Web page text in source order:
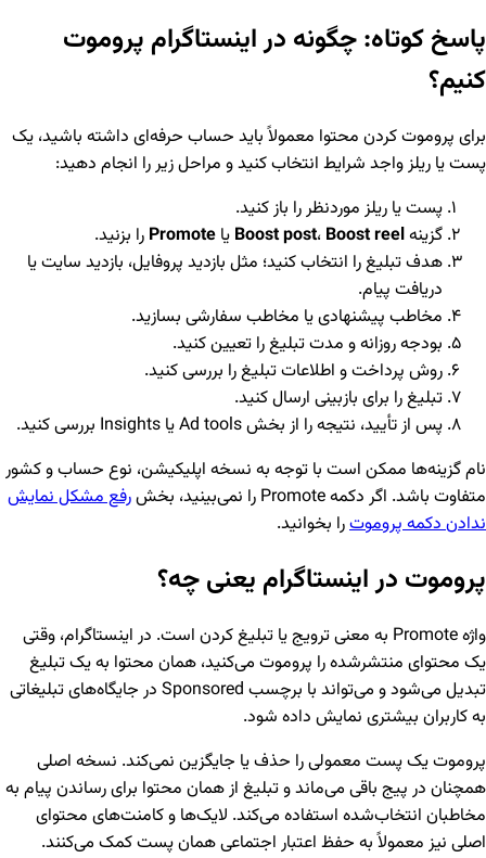
پاسخ کوتاه: چگونه در اینستاگرام پروموت
کنیم؟
برای پروموت کردن محتوا معمولاً باید حساب حرفه‌ای داشته باشید، یک
پست یا ریلز واجد شرایط انتخاب کنید و مراحل زیر را انجام دهید:
پست یا ریلز موردنظر را باز کنید.
گزینه
Boost post، Boost reel یا Promote را بزنید.
هدف تبلیغ را انتخاب کنید؛ مثل بازدید پروفایل، بازدید سایت یا
دریافت پیام.
مخاطب پیشنهادی یا مخاطب سفارشی بسازید.
بودجه روزانه و مدت تبلیغ را تعیین کنید.
روش پرداخت و اطلاعات تبلیغ را بررسی کنید.
تبلیغ را برای بازبینی ارسال کنید.
پس از تأیید، نتیجه را از بخش Ad tools یا Insights بررسی کنید.
نام گزینه‌ها ممکن است با توجه به نسخه اپلیکیشن، نوع حساب و کشور
متفاوت باشد. اگر دکمه Promote را نمی‌بینید، بخش
رفع مشکل نمایش
ندادن دکمه پروموترا بخوانید.
پروموت در اینستاگرام یعنی چه؟
واژه Promote به معنی ترویج یا تبلیغ کردن است. در اینستاگرام، وقتی
یک محتوای منتشرشده را پروموت می‌کنید، همان محتوا به یک تبلیغ
تبدیل می‌شود و می‌تواند با برچسب Sponsored در جایگاه‌های تبلیغاتی
به کاربران بیشتری نمایش داده شود.
پروموت یک پست معمولی را حذف یا جایگزین نمی‌کند. نسخه اصلی
همچنان در پیج باقی می‌ماند و تبلیغ از همان محتوا برای رساندن پیام به
مخاطبان انتخاب‌شده استفاده می‌کند. لایک‌ها و کامنت‌های محتوای
اصلی نیز معمولاً به حفظ اعتبار اجتماعی همان پست کمک می‌کنند.